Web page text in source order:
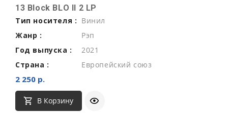
13 Block BLO II 2 LP
Тип носителя : Винил
Жанр :
Рэп
Год выпуска :
2021
Страна :
Европейский союз
2 250 р.
В Корзину